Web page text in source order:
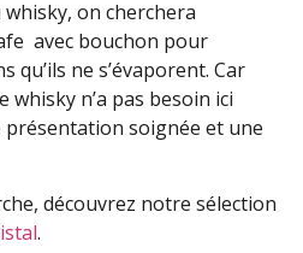
on cherchera
avec bouchon pour
qu’ils ne s’évaporent. Car
n’a pas besoin ici
présentation soignée et une
découvrez notre sélection
.